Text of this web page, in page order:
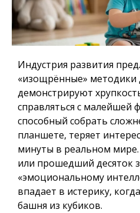
Индустрия развития
«изощрённые» методики
демонстрируют
справляться с малейшей
способный собрать
планшете, теряет
минуты в реальном
или прошедший десяток
«эмоциональному
впадает в истерику,
башня из кубиков.